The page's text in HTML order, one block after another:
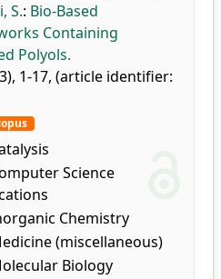
S.: Bio-Based
Containing
Polyols.
1-17, (article identifier:
Science
Chemistry
(miscellaneous)
Biology